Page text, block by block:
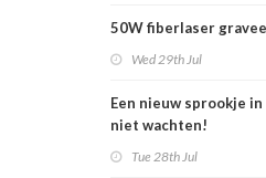
50W fiberlaser
Wed 29th Jul
Een nieuw sprookje
niet wachten!
Tue 28th Jul